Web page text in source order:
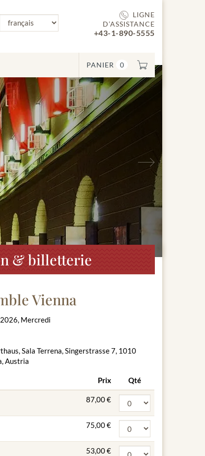
LIGNE
D’ASSISTANCE
+43-1-890-5555
PANIER 0
Suivant
& billetterie
Vienna
Mercredi
Sala Terrena, Singerstrasse 7, 1010
Austria
Prix Qté
87,00 €
75,00 €
53,00 €